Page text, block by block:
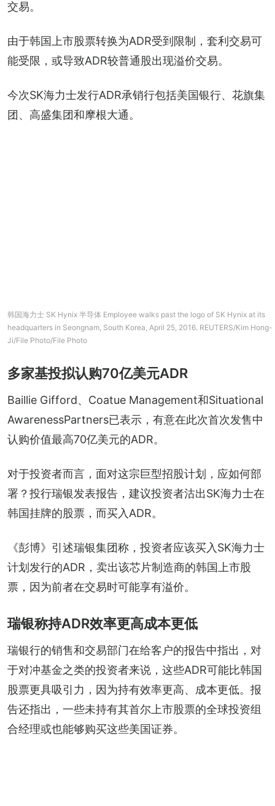
交易。
由于韩国上市股票转换为ADR受到限制，套利交易可
能受限，或导致ADR较普通股出现溢价交易。
今次SK海力士发行ADR承销行包括美国银行、花旗集
团、高盛集团和摩根大通。
韩国海力士 SK Hynix 半导体 Employee walks past the logo of SK Hynix at its
headquarters in Seongnam, South Korea, April 25, 2016. REUTERS/Kim Hong-
Ji/File Photo/File Photo
多家基投拟认购70亿美元ADR
Baillie Gifford、Coatue Management和Situational
AwarenessPartners已表示，有意在此次首次发售中
认购价值最高70亿美元的ADR。
对于投资者而言，面对这宗巨型招股计划，应如何部
署？投行瑞银发表报告，建议投资者沽出SK海力士在
韩国挂牌的股票，而买入ADR。
《彭博》引述瑞银集团称，投资者应该买入SK海力士
计划发行的ADR，卖出该芯片制造商的韩国上市股
票，因为前者在交易时可能享有溢价。
瑞银称持ADR效率更高成本更低
瑞银行的销售和交易部门在给客户的报告中指出，对
于对冲基金之类的投资者来说，这些ADR可能比韩国
股票更具吸引力，因为持有效率更高、成本更低。报
告还指出，一些未持有其首尔上市股票的全球投资组
合经理或也能够购买这些美国证券。